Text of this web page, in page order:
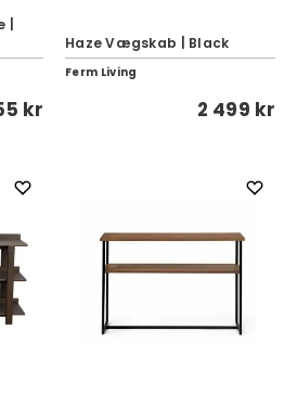
kr
Haze Vægskab | Black
Ferm Living
2 499 kr